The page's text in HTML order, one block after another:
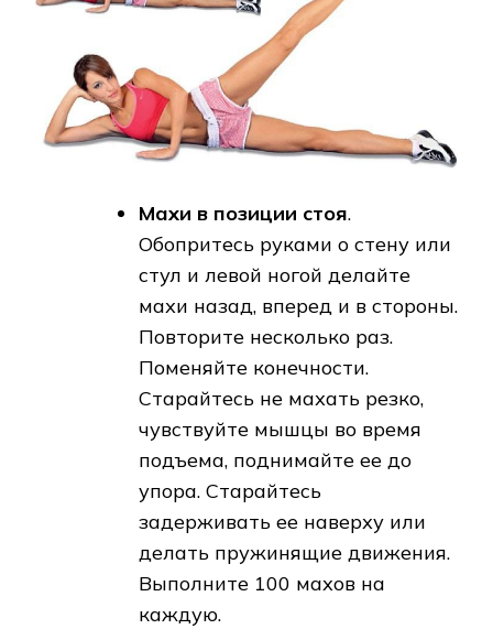
Махи в позиции стоя.
Обопритесь руками о стену или
стул и левой ногой делайте
махи назад, вперед и в стороны.
Повторите несколько раз.
Поменяйте конечности.
Старайтесь не махать резко,
чувствуйте мышцы во время
подъема, поднимайте ее до
упора. Старайтесь
задерживать ее наверху или
делать пружинящие движения.
Выполните 100 махов на
каждую.